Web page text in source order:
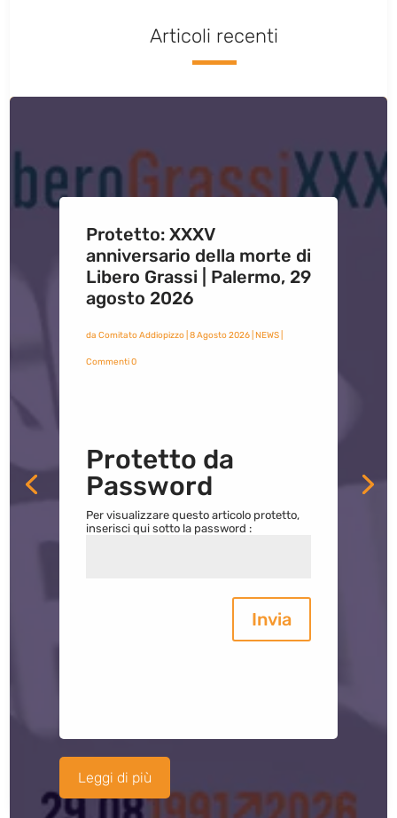
Articoli recenti
Protetto: XXXV
anniversario della morte di
Libero Grassi | Palermo, 29
agosto 2026
da Comitato Addiopizzo| 8 Agosto 2026| NEWS|
Commenti 0
Protetto da
Password
Per visualizzare questo articolo protetto,
inserisci qui sotto la password :
Invia
Leggi di più